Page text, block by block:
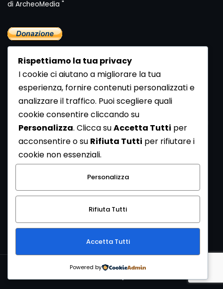
di ArcheoMedia "
Newsletter
Se vuoi ricevere la Rivista gratuita di archeologia realizzata
dalla Redazione di ArcheoMedia iscriviti alla nostra
Newsletter [Clicca Qui]
Con l'invio del messaggio l'utente dichiara di aver letto
l’informativa sulla privacy e di acconsentire al trattamento
dei propri dati personali.
Copyright © 1999-2026Mediares S.c.PI 07341730013 - [
Rispettiamo la tua privacy
I cookie ci aiutano a migliorare la tua
esperienza, fornire contenuti personalizzati e
analizzare il traffico. Puoi scegliere quali
cookie consentire cliccando su
Personalizza. Clicca suAccetta Tutti per
acconsentire o su Rifiuta Tutti per rifiutare i
cookie non essenziali.
Personalizza
Rifiuta Tutti
Accetta Tutti
Powered by